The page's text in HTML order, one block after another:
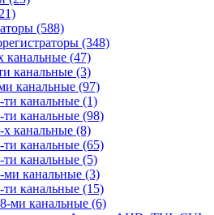
(588)
(348)
канальные (47)
канальные (3)
канальные (97)
ти канальные (1)
ти канальные (98)
х канальные (8)
ти канальные (65)
ти канальные (5)
ми канальные (3)
ти канальные (15)
ми канальные (6)